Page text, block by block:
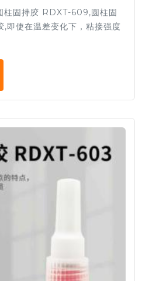
柱固持胶 RDXT-609,圆柱固
使在温差变化下，粘接强度